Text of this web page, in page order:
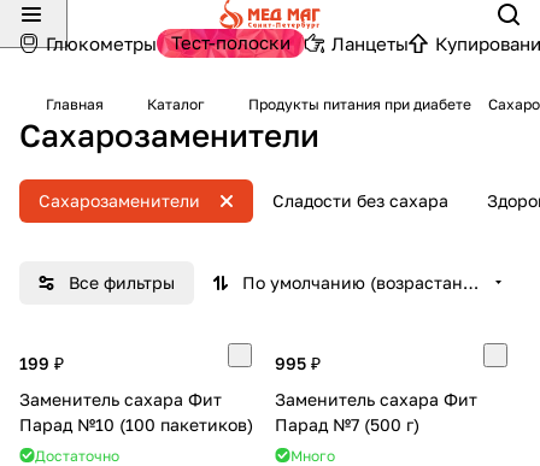
Глюкометры Тест-полоски Ланцеты
Главная Каталог Продукты питания при диабете
Сахарозаменители
Сахарозаменители Сладости без сахара
Все фильтры По умолчанию (возрастание)
199 ₽
Заменитель сахара Фит
Парад №10 (100 пакетиков)
Достаточно
995 ₽
Заменитель сахара Фит
Парад №7 (500 г)
Много